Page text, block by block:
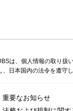
は、個人情報の取り扱
、日本国内の法令を遵守
重要なお知らせ